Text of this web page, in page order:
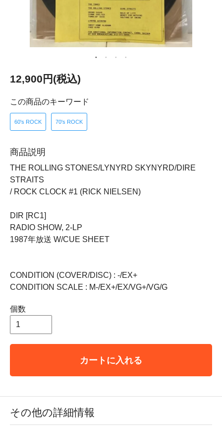
12,900円(税込)
この商品のキーワード
60's ROCK 70's ROCK
商品説明
THE ROLLING STONES/LYNYRD SKYNYRD/DIRE
STRAITS
/ ROCK CLOCK #1 (RICK NIELSEN)
DIR [RC1]
RADIO SHOW, 2-LP
1987年放送 W/CUE SHEET
CONDITION (COVER/DISC) : -/EX+
CONDITION SCALE : M-/EX+/EX/VG+/VG/G
個数
カートに入れる
その他の詳細情報